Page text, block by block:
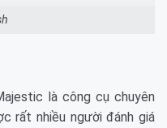
là công cụ chuyên
rất nhiều người đánh giá